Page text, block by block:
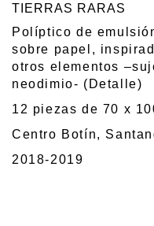
TIERRAS RARAS
Políptico de
sobre papel,
otros elementos
neodimio- (Detalle)
12 piezas de 70 x
Centro Botín,
2018-2019